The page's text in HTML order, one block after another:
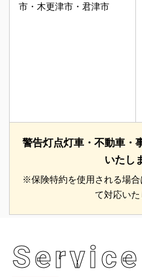
市・木更津市・君津市
警告灯点灯車・不動車・
いたし
※保険特約を使用される場
て対応いた
Service